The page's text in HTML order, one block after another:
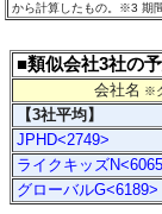
から計算したもの。 ※3 期
■類似会社3社の
会社名 ※
【3社平均】
JPHD<2749>
ライクキッズ
グローバルG<6189>